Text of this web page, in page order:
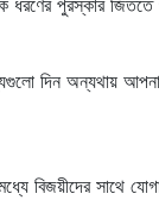
পুরস্কার জিততে
দিন অন্যথায়
বিজয়ীদের সাথে